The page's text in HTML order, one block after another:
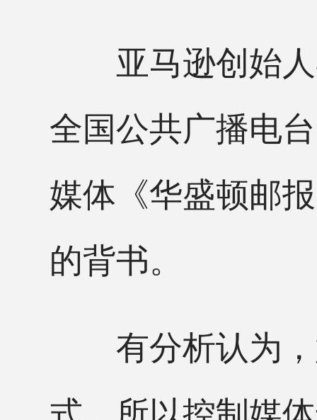
亚马逊创始人
全国公共广播电
媒体《华盛顿邮
的背书。
有分析认为，
式，所以控制媒